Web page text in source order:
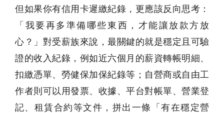
但如果你有信用卡遲繳紀錄，更應該反向思考：
「我要再多準備哪些東西，才能讓放款方放
心？」對受薪族來說，最關鍵的就是穩定且可驗
證的收入紀錄，例如近六個月的薪資轉帳明細、
扣繳憑單、勞健保加保紀錄等；自營商或自由工
作者則可以用發票、收據、平台對帳單、營業登
記、租賃合約等文件，拼出一條「有在穩定營